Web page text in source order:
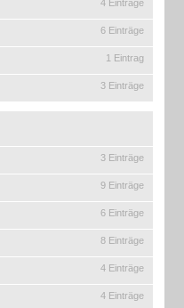
4 Einträge
6 Einträge
1 Eintrag
3 Einträge
3 Einträge
9 Einträge
6 Einträge
8 Einträge
4 Einträge
4 Einträge